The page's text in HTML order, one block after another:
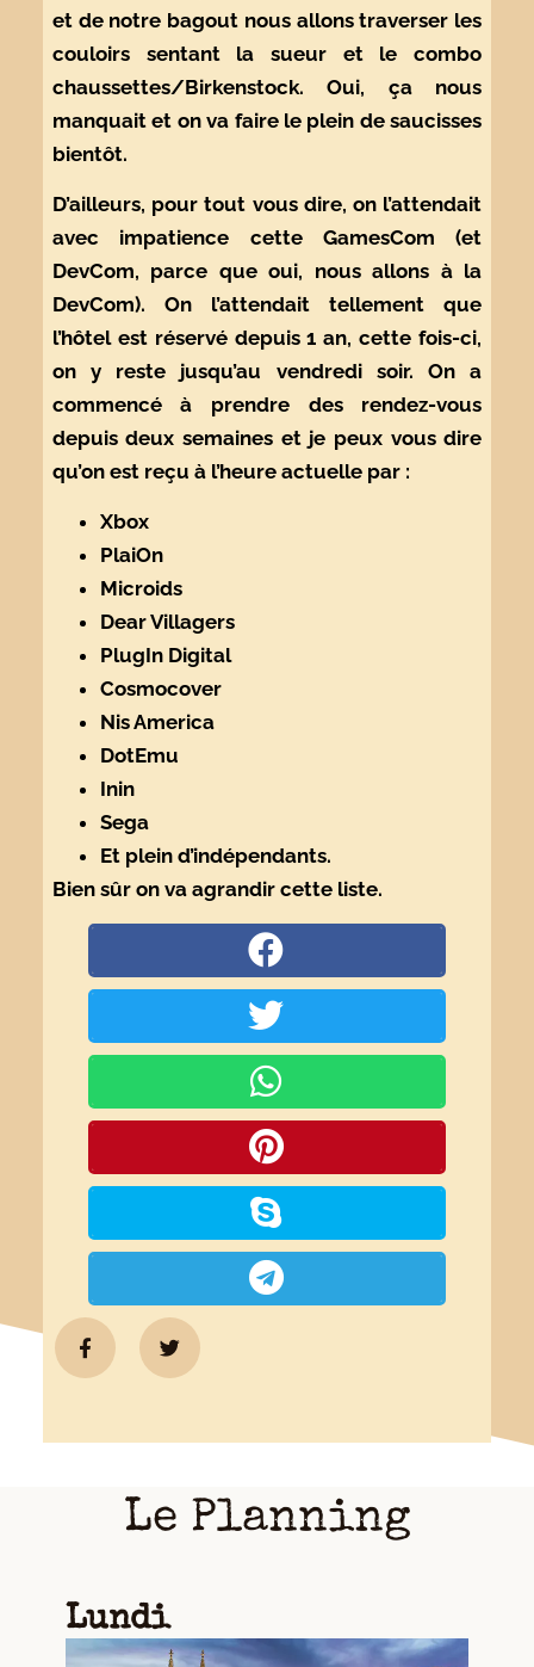
et de notre bagout nous allons traverser les
couloirs sentant la sueur et le combo
chaussettes/Birkenstock. Oui, ça nous
manquait et on va faire le plein de saucisses
bientôt.
D’ailleurs, pour tout vous dire, on l’attendait
avec impatience cette GamesCom (et
DevCom, parce que oui, nous allons à la
DevCom). On l’attendait tellement que
l’hôtel est réservé depuis 1 an, cette fois-ci,
on y reste jusqu’au vendredi soir. On a
commencé à prendre des rendez-vous
depuis deux semaines et je peux vous dire
qu’on est reçu à l’heure actuelle par :
Xbox
PlaiOn
Microids
Dear Villagers
PlugIn Digital
Cosmocover
Nis America
DotEmu
Inin
Sega
Et plein d’indépendants.
Bien sûr on va agrandir cette liste.
Le Planning
Lundi